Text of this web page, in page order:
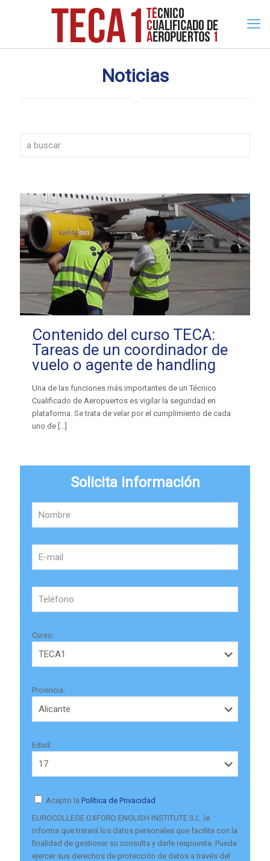
Noticias
Contenido del curso TECA:
Tareas de un coordinador de
vuelo o agente de handling
Una de las funciones más importantes de un Técnico
Cualificado de Aeropuertos es vigilar la seguridad en
plataforma. Se trata de velar por el cumplimiento de cada
uno de […]
Solicita información
Curso:
Provincia:
Edad:
Acepto la Política de Privacidad
EUROCOLLEGE OXFORD ENGLISH INSTITUTE S.L. le
informa que tratará los datos personales que facilite con la
finalidad de gestionar su consulta y darle respuesta. Puede
ejercer sus derechos de protección de datos a través del